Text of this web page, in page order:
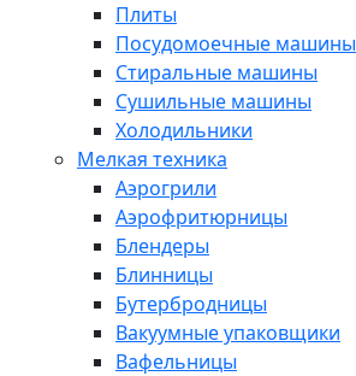
Плиты
Посудомоечные машины
Стиральные машины
Сушильные машины
Холодильники
Мелкая техника
Аэрогрили
Аэрофритюрницы
Блендеры
Блинницы
Бутербродницы
Вакуумные упаковщики
Вафельницы